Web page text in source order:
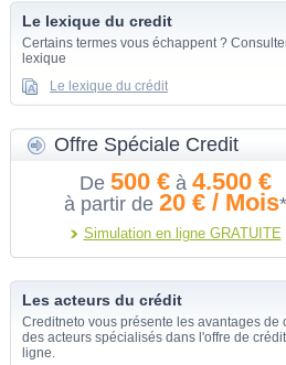
Le lexique du credit
Certains termes vous échappent ?
lexique
Le lexique du crédit
Offre Spéciale Credit
De 500 € à 4.500 €
à partir de 20 € / Mois*
Simulation en ligne GRATUITE
Les acteurs du crédit
Creditneto vous présente les avantages de
des acteurs spécialisés dans l'offre de
ligne.